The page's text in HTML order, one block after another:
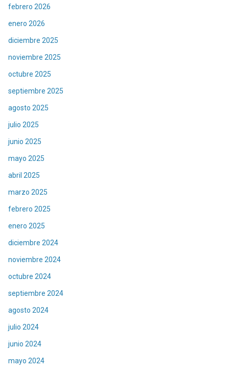
febrero 2026
enero 2026
diciembre 2025
noviembre 2025
octubre 2025
septiembre 2025
agosto 2025
julio 2025
junio 2025
mayo 2025
abril 2025
marzo 2025
febrero 2025
enero 2025
diciembre 2024
noviembre 2024
octubre 2024
septiembre 2024
agosto 2024
julio 2024
junio 2024
mayo 2024